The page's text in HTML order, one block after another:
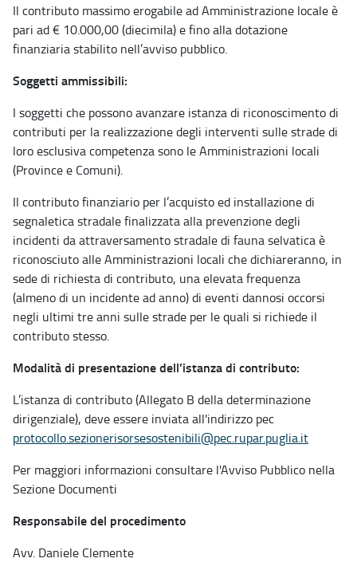
Il contributo massimo erogabile ad Amministrazione locale è
pari ad € 10.000,00 (diecimila) e fino alla dotazione
finanziaria stabilito nell’avviso pubblico.
Soggetti ammissibili:
I soggetti che possono avanzare istanza di riconoscimento di
contributi per la realizzazione degli interventi sulle strade di
loro esclusiva competenza sono le Amministrazioni locali
(Province e Comuni).
Il contributo finanziario per l’acquisto ed installazione di
segnaletica stradale finalizzata alla prevenzione degli
incidenti da attraversamento stradale di fauna selvatica è
riconosciuto alle Amministrazioni locali che dichiareranno, in
sede di richiesta di contributo, una elevata frequenza
(almeno di un incidente ad anno) di eventi dannosi occorsi
negli ultimi tre anni sulle strade per le quali si richiede il
contributo stesso.
Modalità di presentazione dell’istanza di contributo:
L’istanza di contributo (Allegato B della determinazione
dirigenziale), deve essere inviata all'indirizzo pec
protocollo.sezionerisorsesostenibili@pec.rupar.puglia.it
Per maggiori informazioni consultare l'Avviso Pubblico nella
Sezione Documenti
Responsabile del procedimento
Avv. Daniele Clemente